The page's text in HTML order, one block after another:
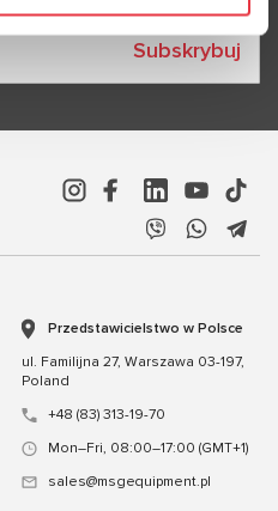
Subskrybuj
Przedstawicielstwo w Polsce
ul. Familijna 27, Warszawa 03-197,
Poland
+48 (83) 313-19-70
Mon–Fri, 08:00–17:00 (GMT+1)
sales@msgequipment.pl